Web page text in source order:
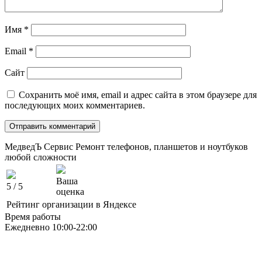
Имя *
Email *
Сайт
Сохранить моё имя, email и адрес сайта в этом браузере для
последующих моих комментариев.
МедведЪ Сервис Ремонт телефонов, планшетов и ноутбуков
любой сложности
5 / 5
Ваша
оценка
Рейтинг организации в Яндексе
Время работы
Ежедневно 10:00-22:00